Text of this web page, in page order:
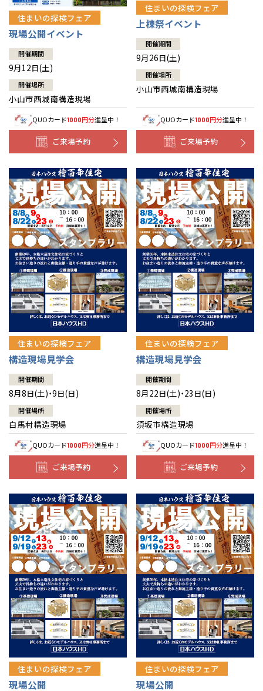
住まいの探検フェア
現場公開イベント
開催期間
9月12日(土)
開催場所
小山市西城南構造現場
QUOカード1000円分進呈中！
ご来場予約
住まいの探検フェア
上棟祭イベント
開催期間
9月26日(土)
開催場所
小山市西城南構造現場
QUOカード1000円分進呈中！
ご来場予約
住まいの探検フェア
構造現場見学会
開催期間
8月8日(土)・9日(日)
開催場所
白馬村構造現場
QUOカード1000円分進呈中！
ご来場予約
住まいの探検フェア
構造現場見学会
開催期間
8月22日(土)・23日(日)
開催場所
須坂市構造現場
QUOカード1000円分進呈中！
ご来場予約
住まいの探検フェア
現場公開
住まいの探検フェア
現場公開